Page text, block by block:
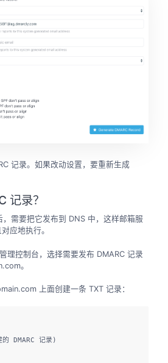
记录。如果改动设置，要重新生成
记录？
需要把它发布到 DNS 中，这样邮箱服
应地执行。
理控制台，选择需要发布 DMARC 记录
。
上面创建一条 TXT 记录：
DMARC 记录)